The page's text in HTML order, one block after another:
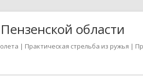
области
| Практическая стрельба из ружья |